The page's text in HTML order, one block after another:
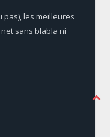
les meilleures
sans blabla ni